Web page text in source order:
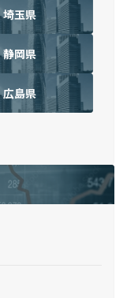
埼玉県
静岡県
広島県